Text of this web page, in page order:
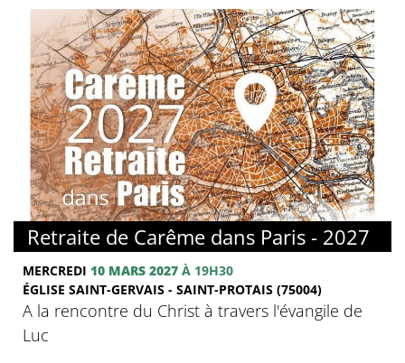
© FMJ
Retraite de Carême dans Paris - 2027
MERCREDI 10 MARS 2027 À 19H30
ÉGLISE SAINT-GERVAIS - SAINT-PROTAIS (75004)
A la rencontre du Christ à travers l'évangile de
Luc